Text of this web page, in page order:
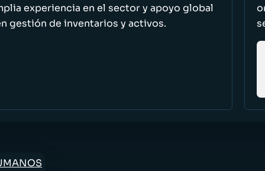
experiencia en el sector y apoyo global
gestión de inventarios y activos.